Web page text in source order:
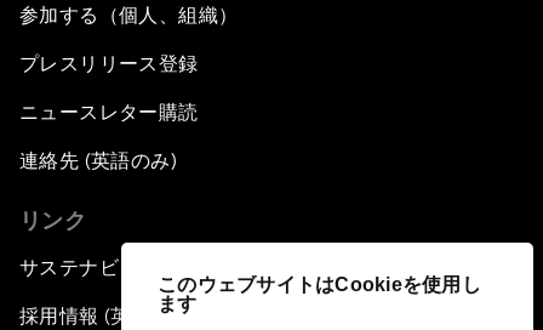
このウェブサイトはCookieを使用し
ます
参加する（個人、組織）
プレスリリース登録
ニュースレター購読
連絡先 (英語のみ)
リンク
サステナビリティへの取り組み
採用情報 (英語のみ)